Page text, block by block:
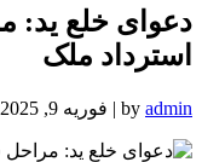
دعوای خلع ید:
استرداد ملک
by admin
| فوریه 9, 2025